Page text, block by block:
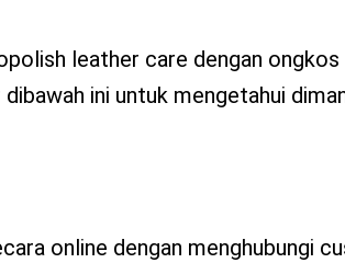
leather care dengan ongkos
ini untuk mengetahui
online dengan menghubungi